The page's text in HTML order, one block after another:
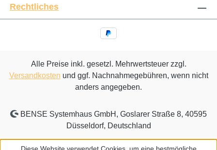
Rechtliches
Alle Preise inkl. gesetzl. Mehrwertsteuer zzgl.
Versandkosten und ggf. Nachnahmegebühren, wenn nicht
anders angegeben.
BENSE Systemhaus GmbH, Goslarer Straße 8, 40595
Düsseldorf, Deutschland